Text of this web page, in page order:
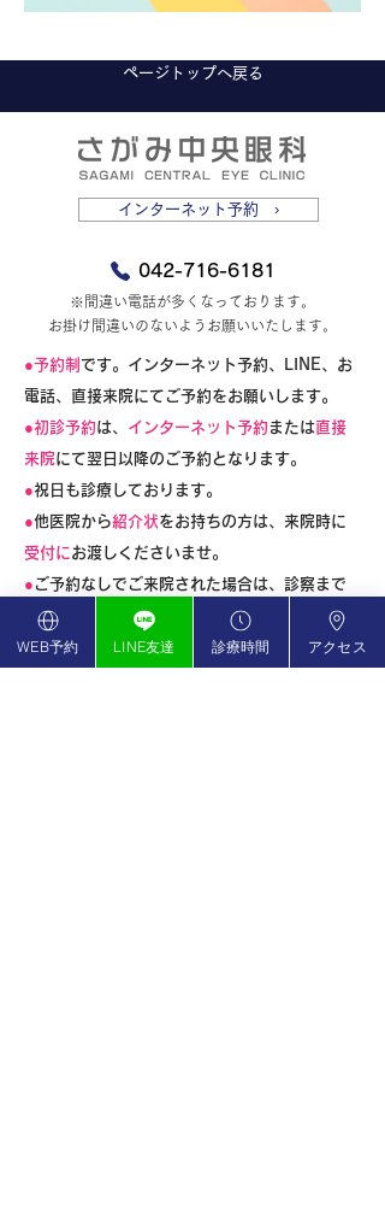
ページトップへ戻る
インターネット予約 ›
042-716-6181
※間違い電話が多くなっております。
お掛け間違いのないようお願いいたします。
●予約制 です。インターネット予約、LINE、お
電話、直接来院にてご予約をお願いします。
●初診予約は、 インターネット予約または直接
来院にて翌日以降のご予約となります。
●祝日も診療しております。
●他医院から紹介状をお持ちの方は、来院時に
受付にお渡しくださいませ。
●ご予約なしでご来院された場合は、診察まで
に長時間がかかることが予想されます。
なるべくWEB予約をご利用いただきますよ
WEB予約 LINE友達 診療時間 アクセス